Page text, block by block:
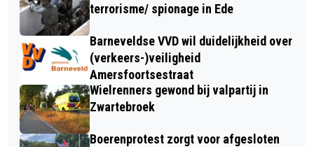
terrorisme/ spionage in Ede
Barneveldse VVD wil duidelijkheid over
(verkeers-)veiligheid
Amersfoortsestraat
Wielrenners gewond bij valpartij in
Zwartebroek
Boerenprotest zorgt voor afgesloten